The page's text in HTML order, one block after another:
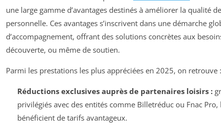
une large gamme d’avantages destinés à améliorer la qualité
personnelle. Ces avantages s’inscrivent dans une démarche
d’accompagnement, offrant des solutions concrètes aux
découverte, ou même de soutien.
Parmi les prestations les plus appréciées en 2025, on retrouve :
Réductions exclusives auprès de partenaires loisirs :
privilégiés avec des entités comme Billetréduc ou Fnac
bénéficient de tarifs avantageux.